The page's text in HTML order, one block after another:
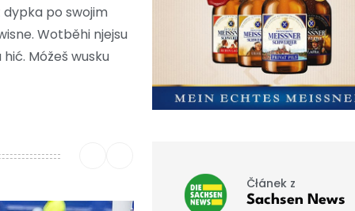
dypka po swojim
Wotběhi njejsu
Móžeš wusku
Čłánek z
Sachsen News